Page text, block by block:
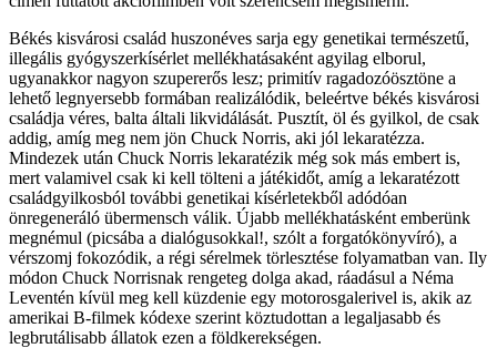
Békés kisvárosi család huszonéves sarja egy genetikai természetű,
illegális gyógyszerkísérlet mellékhatásaként agyilag elborul,
ugyanakkor nagyon szupererős lesz; primitív ragadozóösztöne a
lehető legnyersebb formában realizálódik, beleértve békés kisvárosi
családja véres, balta általi likvidálását. Pusztít, öl és gyilkol, de csak
addig, amíg meg nem jön Chuck Norris, aki jól lekaratézza.
Mindezek után Chuck Norris lekaratézik még sok más embert is,
mert valamivel csak ki kell tölteni a játékidőt, amíg a lekaratézott
családgyilkosból további genetikai kísérletekből adódóan
önregeneráló übermensch válik. Újabb mellékhatásként emberünk
megnémul (picsába a dialógusokkal!, szólt a forgatókönyvíró), a
vérszomj fokozódik, a régi sérelmek törlesztése folyamatban van. Ily
módon Chuck Norrisnak rengeteg dolga akad, ráadásul a Néma
Leventén kívül meg kell küzdenie egy motorosgalerivel is, akik az
amerikai B-filmek kódexe szerint köztudottan a legaljasabb és
legbrutálisabb állatok ezen a földkerekségen.